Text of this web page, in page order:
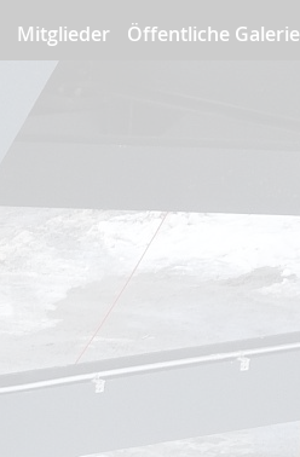
Mitglieder Öffentliche Galerie